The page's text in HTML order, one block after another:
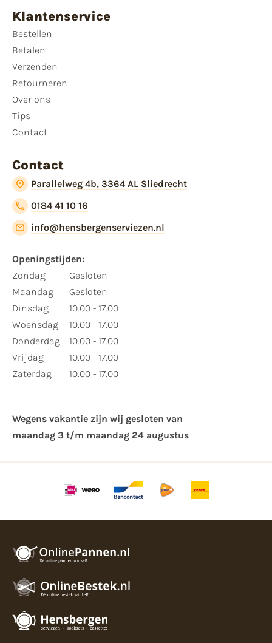
Klantenservice
Bestellen
Betalen
Verzenden
Retourneren
Over ons
Tips
Contact
Contact
Parallelweg 4b, 3364 AL Sliedrecht
0184 41 10 16
info@hensbergenserviezen.nl
Openingstijden:
Zondag
Maandag
Dinsdag
Woensdag
Donderdag
Vrijdag
Zaterdag
Gesloten
Gesloten
10.00 - 17.00
10.00 - 17.00
10.00 - 17.00
10.00 - 17.00
10.00 - 17.00
Wegens vakantie zijn wij gesloten van ​
maandag 3 t/m maandag 24 augustus